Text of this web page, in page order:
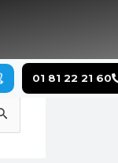
01 81 22 21 60